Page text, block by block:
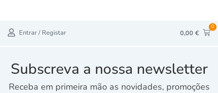
Entrar / Registar 0,00 €
0
Subscreva a nossa newsletter
Receba em primeira mão as novidades, promoções